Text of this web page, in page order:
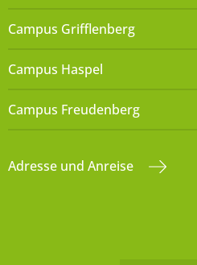
Campus Grifflenberg
Campus Haspel
Campus Freudenberg
Adresse und Anreise